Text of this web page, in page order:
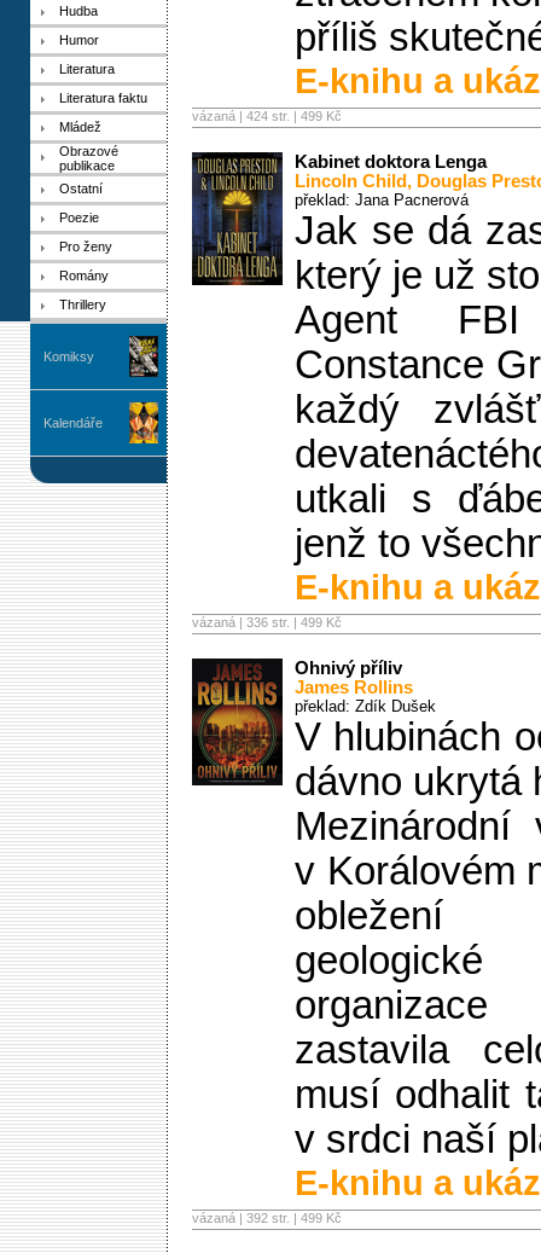
Hudba
Humor
Literatura
Literatura faktu
Mládež
Obrazové
publikace
Ostatní
Poezie
Pro ženy
Romány
Thrillery
Komiksy
Kalendáře
příliš
E-knihu a
vázaná | 424 str. | 499 Kč
Kabinet doktora Lenga
Lincoln Child , Douglas
překlad: Jana Pacnerová
Jak se dá
který je už
Agent
Constance
každý
utkali s
jenž to
E-knihu a
vázaná | 336 str. | 499 Kč
Ohnivý příliv
James Rollins
překlad: Zdík Dušek
V hlubinách
dávno ukrytá
Mezinárodní
v Korálovém
obležení
zastavila
musí odhalit
v srdci naší
E-knihu a
vázaná | 392 str. | 499 Kč